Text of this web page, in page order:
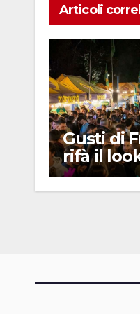
Articoli
Gusti di
rifà il